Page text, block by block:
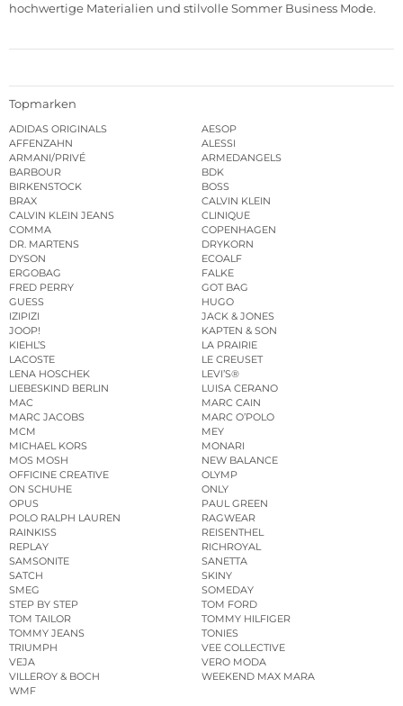
hochwertige Materialien und stilvolle Sommer Business Mode.
Topmarken
ADIDAS ORIGINALS
AESOP
AFFENZAHN
ALESSI
ARMANI/PRIVÉ
ARMEDANGELS
BARBOUR
BDK
BIRKENSTOCK
BOSS
BRAX
CALVIN KLEIN
CALVIN KLEIN JEANS
CLINIQUE
COMMA
COPENHAGEN
DR. MARTENS
DRYKORN
DYSON
ECOALF
ERGOBAG
FALKE
FRED PERRY
GOT BAG
GUESS
HUGO
IZIPIZI
JACK & JONES
JOOP!
KAPTEN & SON
KIEHL’S
LA PRAIRIE
LACOSTE
LE CREUSET
LENA HOSCHEK
LEVI’S®
LIEBESKIND BERLIN
LUISA CERANO
MAC
MARC CAIN
MARC JACOBS
MARC O’POLO
MCM
MEY
MICHAEL KORS
MONARI
MOS MOSH
NEW BALANCE
OFFICINE CREATIVE
OLYMP
ON SCHUHE
ONLY
OPUS
PAUL GREEN
POLO RALPH LAUREN
RAGWEAR
RAINKISS
REISENTHEL
REPLAY
RICHROYAL
SAMSONITE
SANETTA
SATCH
SKINY
SMEG
SOMEDAY
STEP BY STEP
TOM FORD
TOM TAILOR
TOMMY HILFIGER
TOMMY JEANS
TONIES
TRIUMPH
VEE COLLECTIVE
VEJA
VERO MODA
VILLEROY & BOCH
WEEKEND MAX MARA
WMF